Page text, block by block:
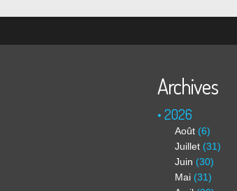
Archives
2026
Août (6)
Juillet (31)
Juin (30)
Mai (31)